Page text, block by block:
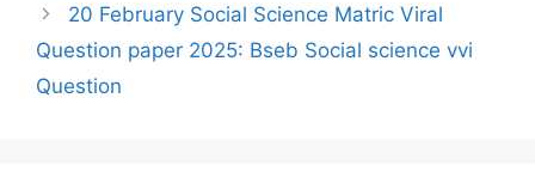
20 February Social Science Matric Viral
Question paper 2025: Bseb Social science vvi
Question